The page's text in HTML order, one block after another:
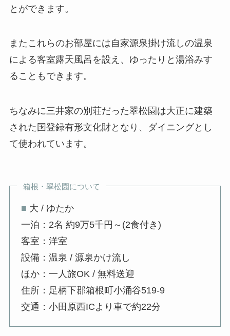
とができます。
またこれらのお部屋には自家源泉掛け流しの温泉
による客室露天風呂を設え、ゆったりと湯浴みす
ることもできます。
ちなみに三井家の別荘だった翠松園は大正に建築
された国登録有形文化財となり、ダイニングとし
て使われています。
箱根・翠松園について
■ 大 / ゆたか
一泊：2名 約9万5千円～(2食付き)
客室：洋室
設備：温泉 / 源泉かけ流し
ほか：一人旅OK / 無料送迎
住所：足柄下郡箱根町小涌谷519-9
交通：小田原西ICより車で約22分